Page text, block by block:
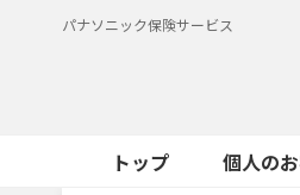
パナソニック保険サービス
トップ 個人の